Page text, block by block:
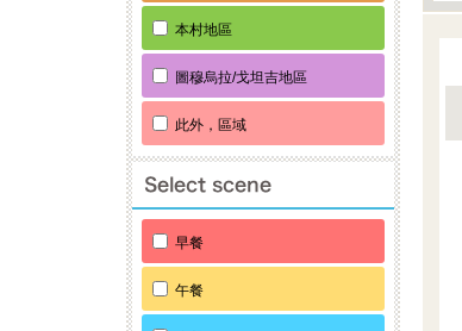
本村地區
圖穆烏拉/戈坦吉地區
此外，區域
早餐
午餐